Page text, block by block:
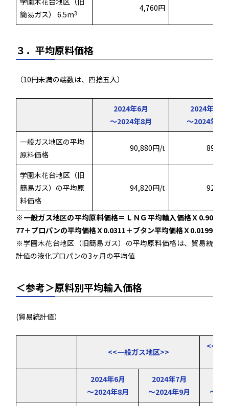
簡易ガス） 6.5m3 4,760円
３．平均原料価格
（10円未満の端数は、四捨五入）
2024年6月
～2024年8月
2024年7月
～2024年9月
一般ガス地区の平均
原料価格
90,880円/t
学園木花台地区（旧
簡易ガス）の平均原
料価格
94,820円/t
※一般ガス地区の平均原料価格＝ＬＮＧ平均輸入価格Ｘ0.90
77＋プロパンの平均価格Ｘ0.0311＋ブタン平均価格Ｘ0.0199
※学園木花台地区（旧簡易ガス）の平均原料価格は、貿易統
計値の液化プロパンの3ヶ月の平均値
＜参考＞原料別平均輸入価格
(貿易統計値）
<<一般ガス地区>>
<<学
2024年6月
～2024年8月
2024年7月
～2024年9月
～